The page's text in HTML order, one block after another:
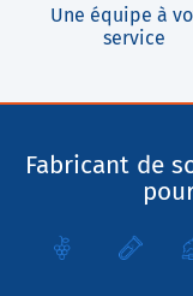
Une équipe à
service
Fabricant de